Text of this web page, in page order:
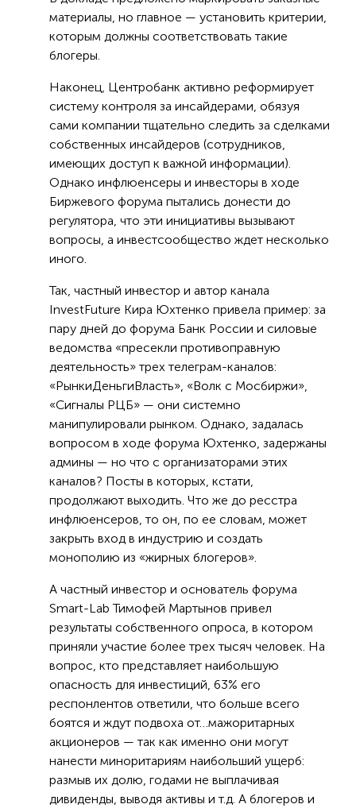
материалы, но главное — установить критерии,
которым должны соответствовать такие
блогеры.
Наконец, Центробанк активно реформирует
систему контроля за инсайдерами, обязуя
сами компании тщательно следить за сделками
собственных инсайдеров (сотрудников,
имеющих доступ к важной информации).
Однако инфлюенсеры и инвесторы в ходе
Биржевого форума пытались донести до
регулятора, что эти инициативы вызывают
вопросы, а инвестсообщество ждет несколько
иного.
Так, частный инвестор и автор канала
InvestFuture Кира Юхтенко привела пример: за
пару дней до форума Банк России и силовые
ведомства «пресекли противоправную
деятельность» трех телеграм-каналов:
«РынкиДеньгиВласть», «Волк с Мосбиржи»,
«Сигналы РЦБ» — они системно
манипулировали рынком. Однако, задалась
вопросом в ходе форума Юхтенко, задержаны
админы — но что с организаторами этих
каналов? Посты в которых, кстати,
продолжают выходить. Что же до ресстра
инфлюенсеров, то он, по ее словам, может
закрыть вход в индустрию и создать
монополию из «жирных блогеров».
А частный инвестор и основатель форума
Smart-Lab Тимофей Мартынов привел
результаты собственного опроса, в котором
приняли участие более трех тысяч человек. На
вопрос, кто представляет наибольшую
опасность для инвестиций, 63% его
респонлентов ответили, что больше всего
боятся и ждут подвоха от…мажоритарных
акционеров — так как именно они могут
нанести миноритариям наибольший ущерб:
размыв их долю, годами не выплачивая
дивиденды, выводя активы и т.д. А блогеров и